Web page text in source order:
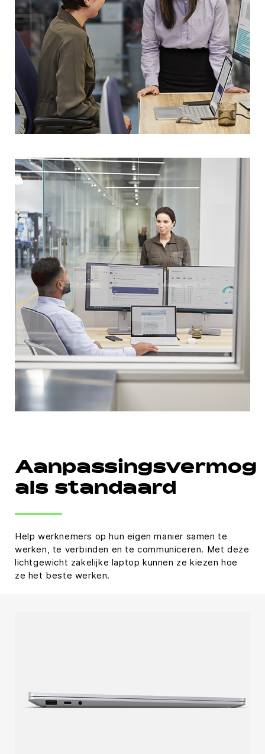
als standaard
Help werknemers op hun eigen manier samen te
werken, te verbinden en te communiceren. Met deze
lichtgewicht zakelijke laptop kunnen ze kiezen hoe
ze het beste werken.